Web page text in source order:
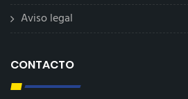
Aviso legal
CONTACTO